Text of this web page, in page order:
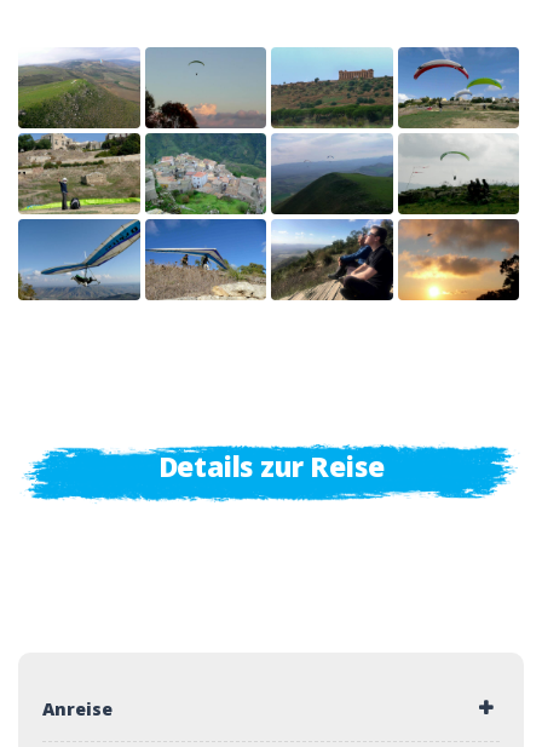
Details zur Reise
Anreise